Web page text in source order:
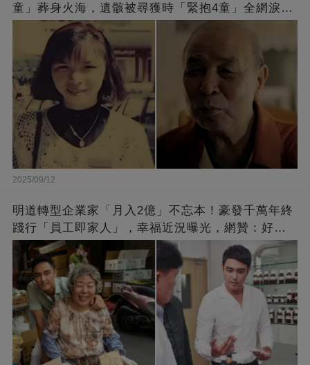
童」葬身火海，遺骸被尋獲時「緊抱4童」全網淚
崩：真正的英雄不該被遺忘
2025/09/12
明道轉型企業家「月入2億」不忘本！豪發千萬年終
踐行「員工即家人」，幸福近況曝光，網贊：好老
闆的福報